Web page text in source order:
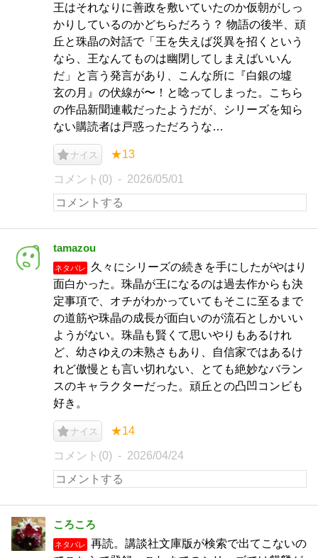
王はそれなりに善政を敷いていたのか仮朝がしっ
かりしているのかどちらだろう？ 物語の後半、頑
丘と珠晶の対話で「王を失えば災異を招くという
なら、王なんてものは幽閉してしまえばいいん
だ」と言う発言があり、こんな所に『白銀の墟
玄の月』の伏線が〜！と唸ってしまった。こちら
の作品新聞連載だったようだが、シリーズを知ら
ない購読者は戸惑っただろうな…
ナイス ★13
コメント(0) 2026/05/01
tamazou
ネタバレ
久々にシリーズの続きを手にしたがやはり
面白かった。珠晶が王になるのは過去作からも決
定事項で、オチがわかっていてもそこに至るまで
の道筋や珠晶の成長が面白いのが流石としかいい
ようがない。珠晶も賢くて思いやりもあるけれ
ど、幼さゆえの未熟さもあり、自信家ではあるけ
れど傲慢とも言い切れない、とても絶妙なバラン
スのキャラクターだった。頑丘との凸凹コンビも
好き。
ナイス ★14
コメント(0) 2026/04/24
ころころ
ネタバレ
再読。講談社文庫版が検索で出てこないの